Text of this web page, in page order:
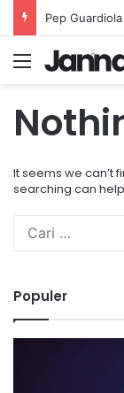
Menu
It seems we can’t
searching can
Populer